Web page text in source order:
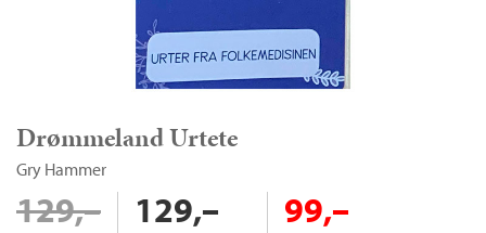
Drømmeland Urtete
Gry Hammer
129,– 129,– 99,–